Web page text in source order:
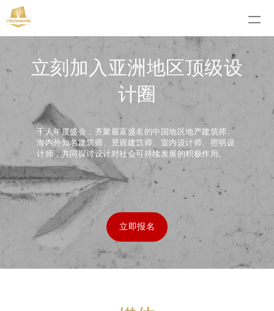
立刻加入亚洲地区顶级设
计圈
千人年度盛会，齐聚最富盛名的中国地区地产建筑师、
海内外知名建筑师、景观建筑师、室内设计师、照明设
计师，共同探讨设计对社会可持续发展的积极作用。
立即报名